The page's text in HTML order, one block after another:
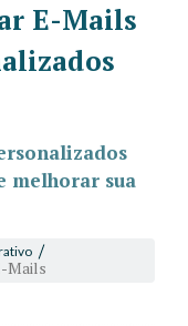
E-Mails
melhorar sua
Mails